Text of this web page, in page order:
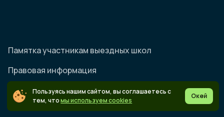
Памятка участникам выездных школ
Правовая информация
Согласие на обработку персональных данных
Пользуясь нашим сайтом, вы соглашаетесь с
тем, чтомы используем cookies
Окей